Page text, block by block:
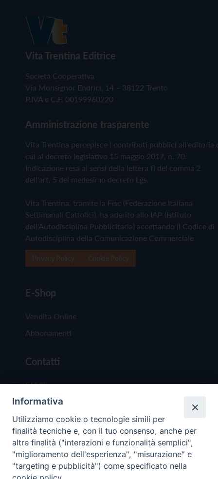
Vita Trentina Editrice
Società Cooperativa
Via Monsignor Endrici, 14 – 38122 Trento
P.IVA e C.F. 00199960220
Amministrazione trasparente
Vita Trentina percepisce i contributi pubblici all'editoria
cui al decreto legislativo 15 maggio 2017, n. 70.
Indicazione resa ai sensi della lettera f) del comma 2
dell'art. 5 del medesimo decreto Lgs.
Vita Trentina, tramite la Fisc (Federazione Italiana
Settimanali Cattolici), ha aderito allo IAP (Istituto
dell'Autodisciplina Pubblicitaria) accettando il Codice di
Autodisciplina della Comunicazione Commerciale
E-Shop
Vendita Online
Abbonamenti
Contatti
Chi Siamo
Redazione
Scrivici
Informativa
Utilizziamo cookie o tecnologie simili per
finalità tecniche e, con il tuo consenso, anche per
altre finalità ("interazioni e funzionalità semplici",
"miglioramento dell'esperienza", "misurazione" e
"targeting e pubblicità") come specificato nella